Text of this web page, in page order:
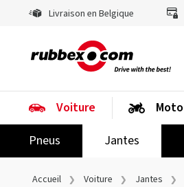
Livraison en Belgique
Voiture
Pneus
Jantes
Moto
Accueil Voiture Jantes